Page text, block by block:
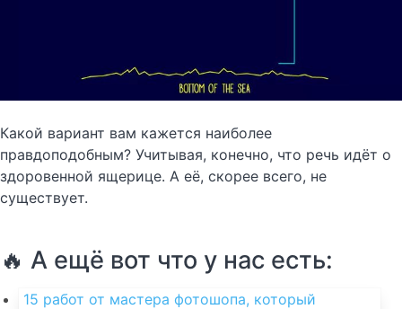
Какой вариант вам кажется наиболее
правдоподобным? Учитывая, конечно, что речь идёт о
здоровенной ящерице. А её, скорее всего, не
существует.
🔥 А ещё вот что у нас есть:
15 работ от мастера фотошопа, который